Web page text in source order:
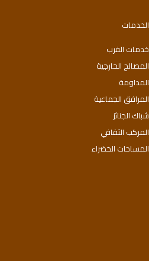
الخدمات
خدمات القرب
المصالح الخارجية
المداومة
المرافق الجماعية
شباك الجنائز
المركب الثقافي
المساحات الخضراء